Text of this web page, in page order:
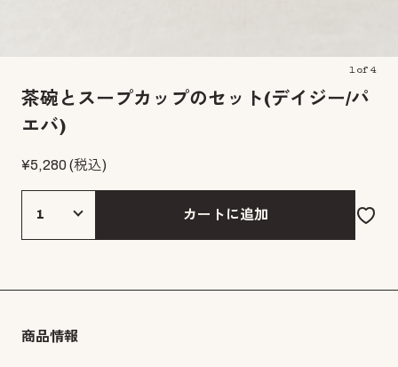
1of 4
茶碗とスープカップのセット(デイジー/パ
エバ)
¥5,280(税込)
カートに追加
商品情報